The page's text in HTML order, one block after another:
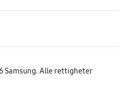
Samsung. Alle rettigheter